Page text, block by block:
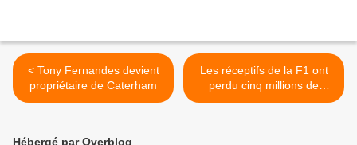
< Tony Fernandes devient
propriétaire de Caterham
Les réceptifs de la F1 ont
perdu cinq millions de
dollars en 2010 >
Hébergé par Overblog